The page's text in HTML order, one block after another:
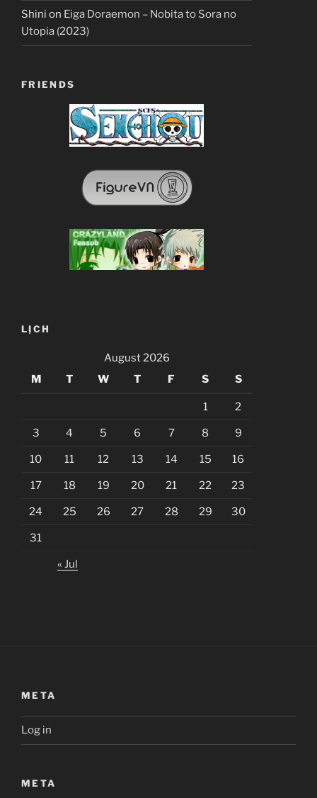
Shini on Eiga Doraemon – Nobita to Sora no
Utopia (2023)
FRIENDS
LỊCH
August 2026
M
T W T F S S
1 2
3 4 5 6 7 8 9
10 11 12 13 14 15 16
17 18 19 20 21 22 23
24 25 26 27 28 29 30
31
« Jul
META
Log in
META